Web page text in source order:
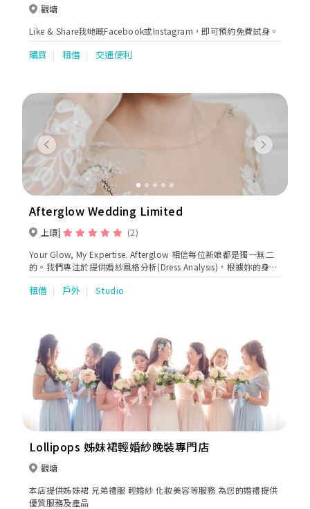
觀塘
Like & Share我哋嘅Facebook或Instagram，即可預約免費試身。
購買 租借 交通便利
Previous Next
Afterglow Wedding Limited
上環
(2)
Your Glow, My Expertise. Afterglow 相信每位新娘都是獨一無二
的。我們專注於提供婚紗風格分析(Dress Analysis)，根據妳的身型
及喜好尋找最合適的婚紗。除了品牌婚紗租借，我們還提供為香港
新娘身形而設的自家設計輕婚紗租借訂做、專業的化妝攝影服務。
廣泛的婚紗選擇，無論是經典、現代還是浪漫風格都確保每位新娘
都能找到心儀的款式， 個性化造型服務： 店主對婚紗及攝影的經
驗可以為新人提供全面的美術指導，不論婚紗照或婚禮均可確保整
體造型協調，讓每一個瞬間都充滿美感。
租借 戶外 Studio
Lollipops 姊妹裙輕婚紗晚裝專門店
觀塘
本店提供姊妹裙 兄弟禮服 輕婚紗 化妝美容等服務 為您的婚禮提供
優質服務及產品